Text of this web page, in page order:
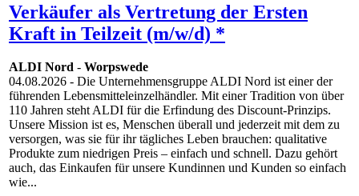
Verkäufer als Vertretung der Ersten
Kraft in Teilzeit (m/w/d) *
ALDI Nord - Worpswede
04.08.2026 - Die Unternehmensgruppe ALDI Nord ist einer der
führenden Lebensmitteleinzelhändler. Mit einer Tradition von über
110 Jahren steht ALDI für die Erfindung des Discount-Prinzips.
Unsere Mission ist es, Menschen überall und jederzeit mit dem zu
versorgen, was sie für ihr tägliches Leben brauchen: qualitative
Produkte zum niedrigen Preis – einfach und schnell. Dazu gehört
auch, das Einkaufen für unsere Kundinnen und Kunden so einfach
wie...